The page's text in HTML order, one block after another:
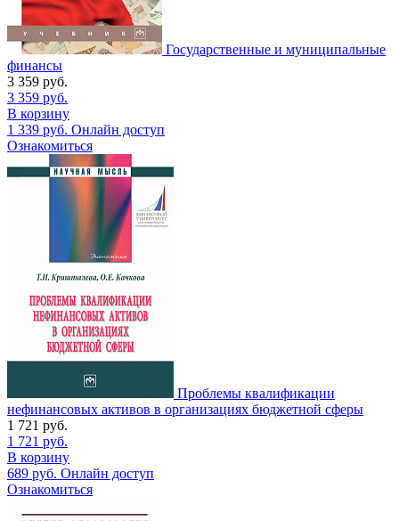
Государственные и муниципальные
финансы
3 359 руб.
3 359 руб.
В корзину
1 339 руб. Онлайн доступ
Ознакомиться
Проблемы квалификации
нефинансовых активов в организациях бюджетной сферы
1 721 руб.
1 721 руб.
В корзину
689 руб. Онлайн доступ
Ознакомиться